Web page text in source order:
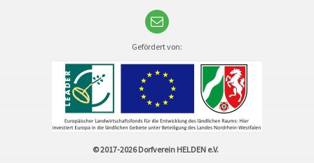
Gefördert von:
© 2017-2026Dorfverein HELDEN e.V.